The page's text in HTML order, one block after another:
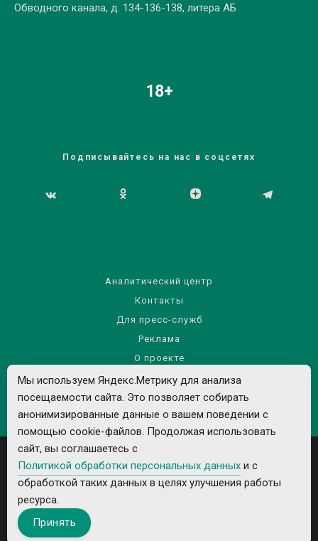
Обводного канала, д. 134-136-138, литера АБ
18+
Подписывайтесь на нас в соцсетях
Аналитический центр
Контакты
Для пресс-служб
Реклама
О проекте
Правила использования материалов сайта
Политика обработки персональных данных
Все рекламируемые товары и услуги имеют необходимые лицензии и
Мы используем Яндекс.Метрику для анализа
посещаемости сайта. Это позволяет собирать
анонимизированные данные о вашем поведении с
помощью cookie-файлов. Продолжая использовать
сайт, вы соглашаетесь с
Политикой обработки персональных данных и с
обработкой таких данных в целях улучшения работы
ресурса.
Принять